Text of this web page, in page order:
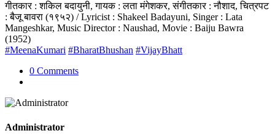
गीतकार : शकिल बदायुनी, गायक : लता मंगेशकर, संगीतकार : नौशाद, चित्रपट
: बैजू बावरा (१९५२) / Lyricist : Shakeel Badayuni, Singer : Lata
Mangeshkar, Music Director : Naushad, Movie : Baiju Bawra
(1952)
#MeenaKumari #BharatBhushan #VijayBhatt
0 Comments
Administrator